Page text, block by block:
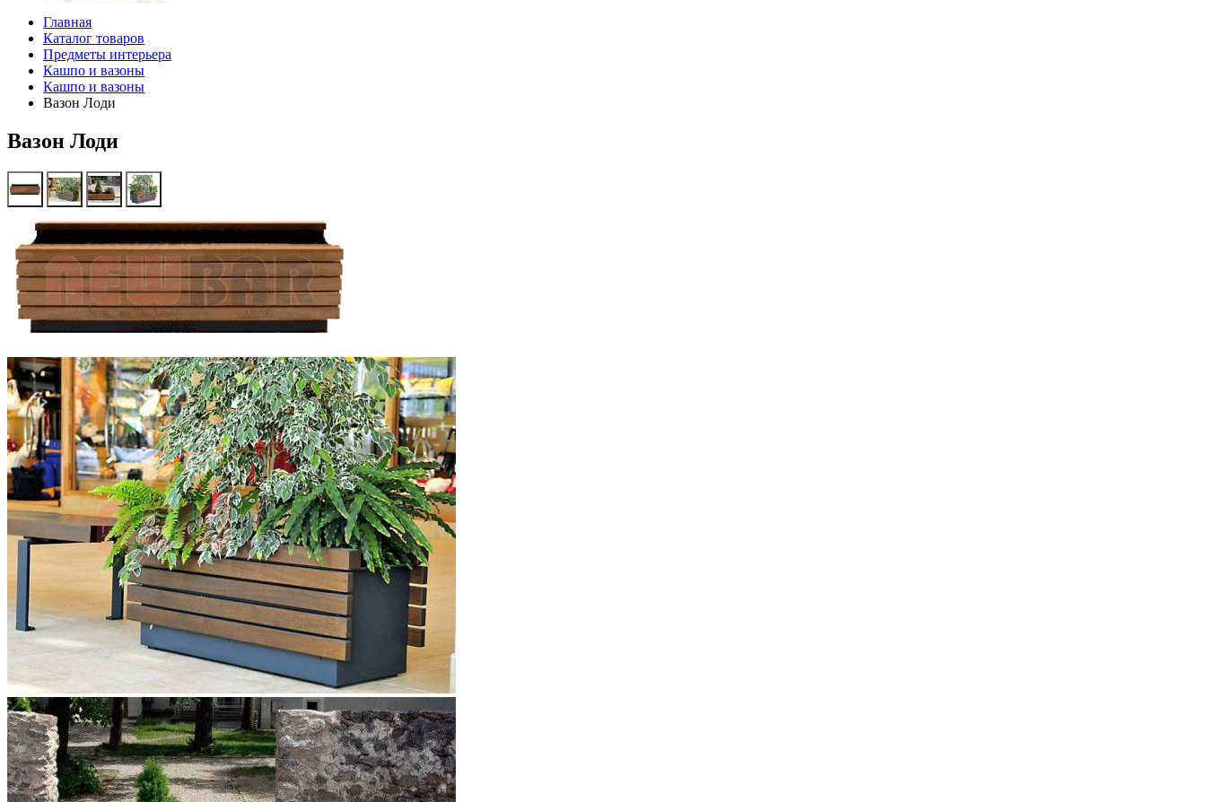
Главная
Каталог товаров
Предметы интерьера
Кашпо и вазоны
Кашпо и вазоны
Вазон Лоди
Вазон Лоди